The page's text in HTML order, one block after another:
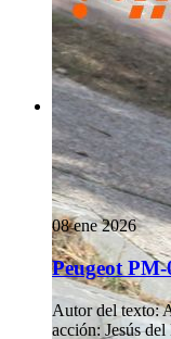
08 ene 2026
Peugeot
Autor del texto:
acción: Jesús